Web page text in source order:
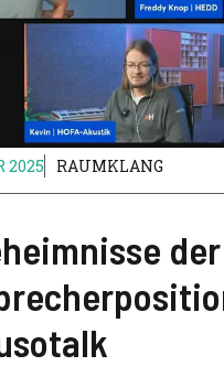
2025 RAUMKLANG
der